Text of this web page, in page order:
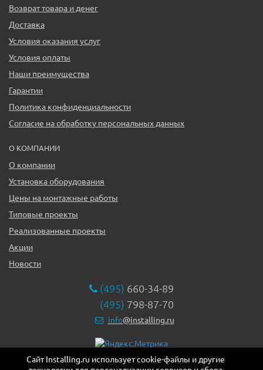
Возврат товара и денег
Доставка
Условия оказания услуг
Условия оплаты
Наши преимущества
Гарантии
Политика конфиденциальности
Согласие на обработку персональных данных
О КОМПАНИИ
О компании
Установка оборудования
Цены на монтажные работы
Типовые проекты
Реализованные проекты
Акции
Новости
(495) 660-34-89
(495) 798-87-70
info@installing.ru
119331, г. Москва ул. Марии Ульяновой дом 17а, этаж 2,
Сайт Installing.ru использует cookie-файлы и другие